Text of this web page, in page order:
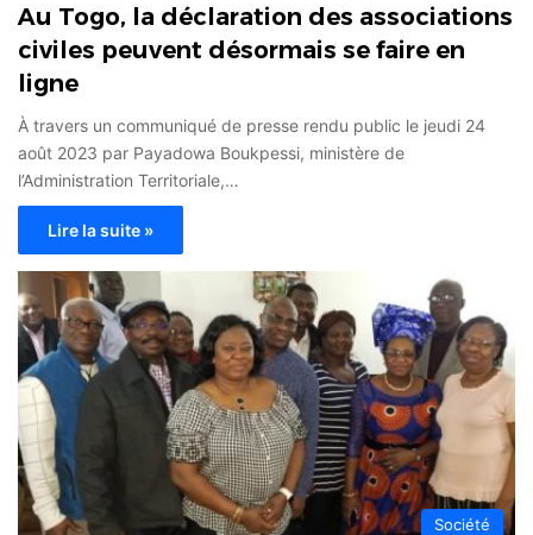
Au Togo, la déclaration des associations
civiles peuvent désormais se faire en
ligne
À travers un communiqué de presse rendu public le jeudi 24
août 2023 par Payadowa Boukpessi, ministère de
l’Administration Territoriale,…
Lire la suite »
Société